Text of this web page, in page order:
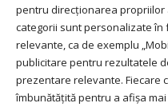
pentru direcționarea propriilor
categorii sunt personalizate
relevante, ca de exemplu
publicitare pentru rezultatele
prezentare relevante. Fiecare
îmbunătățită pentru a afișa